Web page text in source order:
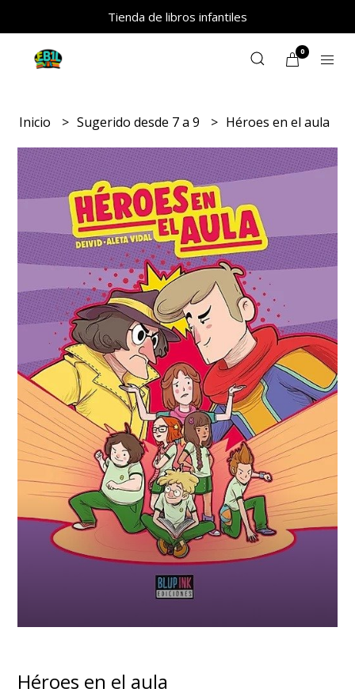
Tienda de libros infantiles
0
Inicio Sugerido desde 7 a 9 Héroes en el aula
Héroes en el aula